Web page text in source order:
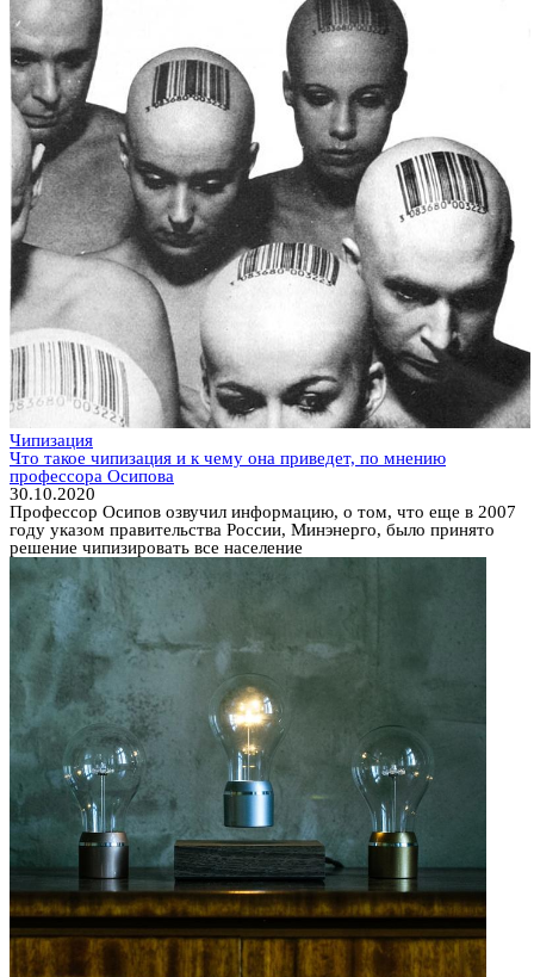
Чипизация
Что такое чипизация и к чему она приведет, по мнению
профессора Осипова
30.10.2020
Профессор Осипов озвучил информацию, о том, что еще в 2007
году указом правительства России, Минэнерго, было принято
решение чипизировать все население